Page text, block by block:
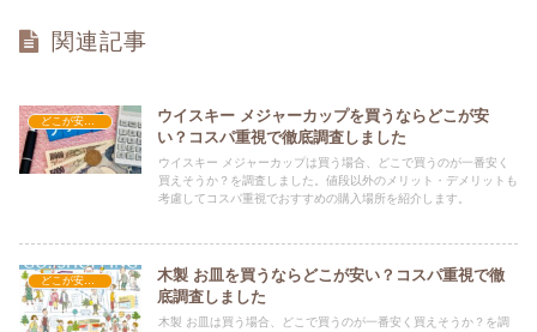
関連記事
どこが安い？-調理器具・食器類
ウイスキー メジャーカップを買うならどこが安
い？コスパ重視で徹底調査しました
ウイスキー メジャーカップは買う場合、どこで買うのが一番安く
買えそうか？を調査しました。値段以外のメリット・デメリットも
考慮してコスパ重視でおすすめの購入場所を紹介します。
どこが安い？-調理器具・食器類
木製 お皿を買うならどこが安い？コスパ重視で徹
底調査しました
木製 お皿は買う場合、どこで買うのが一番安く買えそうか？を調